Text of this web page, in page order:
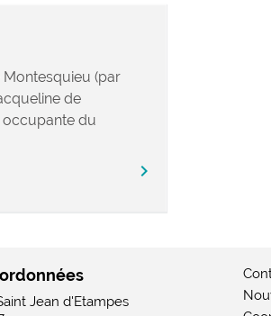
(par
de
occupante du
chevron_right
Jean d'Etampes